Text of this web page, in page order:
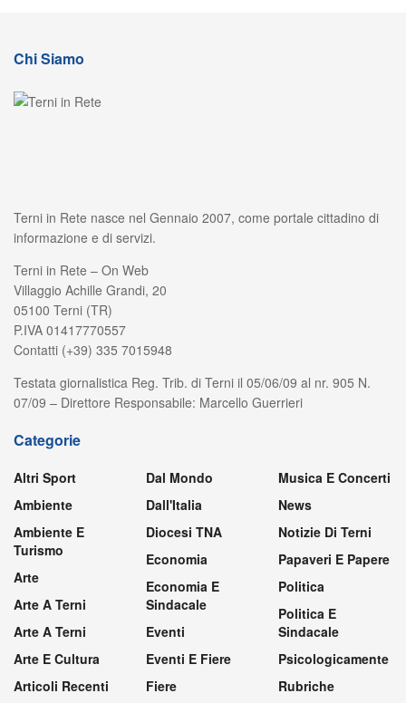
Chi Siamo
Terni in Rete nasce nel Gennaio 2007, come portale cittadino di
informazione e di servizi.
Terni in Rete – On Web
Villaggio Achille Grandi, 20
05100 Terni (TR)
P.IVA 01417770557
Contatti (+39) 335 7015948
Testata giornalistica Reg. Trib. di Terni il 05/06/09 al nr. 905 N.
07/09 – Direttore Responsabile: Marcello Guerrieri
Categorie
Altri Sport
Ambiente
Ambiente E
Turismo
Arte
Arte A Terni
Arte A Terni
Arte E Cultura
Articoli Recenti
Dal Mondo
Dall'Italia
Diocesi TNA
Economia
Economia E
Sindacale
Eventi
Eventi E Fiere
Fiere
Musica E Concerti
News
Notizie Di Terni
Papaveri E Papere
Politica
Politica E
Sindacale
Psicologicamente
Rubriche